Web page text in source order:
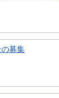
募集